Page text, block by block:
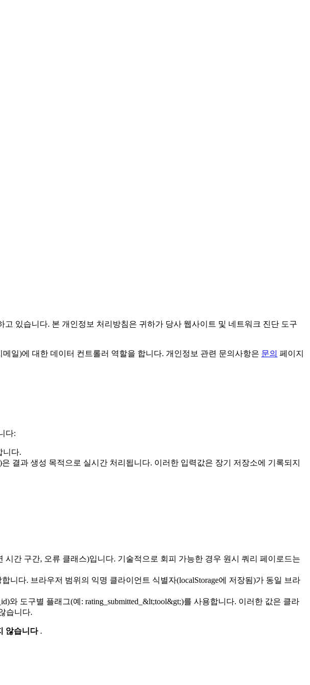
있습니다. 본 개인정보 처리방침은 귀하가 당사 웹사이트 및 네트워크 진단 도구
일)에 대한 데이터 컨트롤러 역할을 합니다. 개인정보 관련 문의사항은 문의 페이지
다:
니다.
결과 생성 목적으로 실시간 처리됩니다. 이러한 입력값은 장기 저장소에 기록되지
간 구간, 오류 클래스)입니다. 기술적으로 회피 가능한 경우 원시 쿼리 페이로드는
니다. 브라우저 범위의 익명 클라이언트 식별자(localStorage에 저장됨)가 동일 브라
와 도구별 플래그(예: rating_submitted_&lt;tool&gt;)를 사용합니다. 이러한 값은 클라
습니다.
않습니다 .